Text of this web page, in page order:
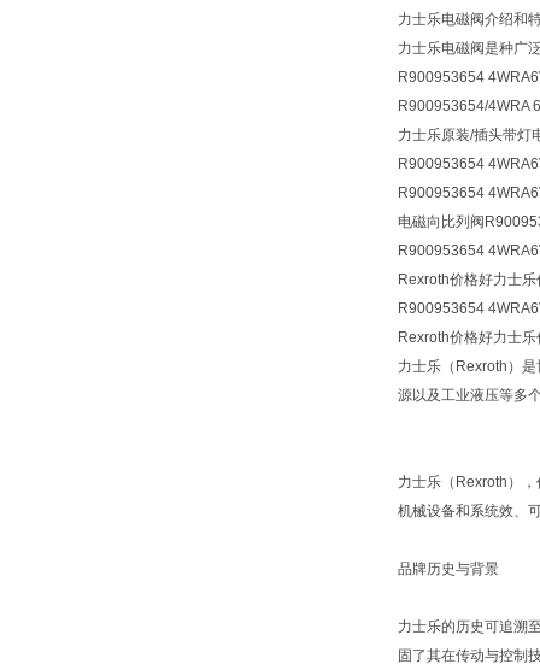
力士乐电磁阀介绍和
力士乐电磁阀是种广
R900953654
R900953654/4WRA
力士乐原装/插头带灯
R900953654
R900953654
电磁向比列阀
R900953654
Rexroth价格好力士
R900953654
Rexroth价格好力士
力士乐（Rexroth）
源以及工业液压等多
力士乐（Rexroth）
机械设备和系统效、
品牌历史与背景
力士乐的历史可追溯
固了其在传动与控制